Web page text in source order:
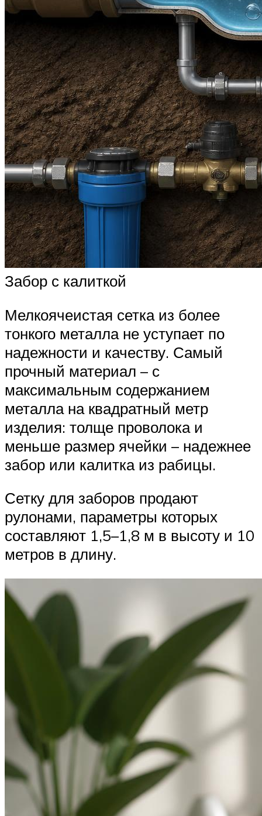
Забор с калиткой
Мелкоячеистая сетка из более
тонкого металла не уступает по
надежности и качеству. Самый
прочный материал – с
максимальным содержанием
металла на квадратный метр
изделия: толще проволока и
меньше размер ячейки – надежнее
забор или калитка из рабицы.
Сетку для заборов продают
рулонами, параметры которых
составляют 1,5–1,8 м в высоту и 10
метров в длину.